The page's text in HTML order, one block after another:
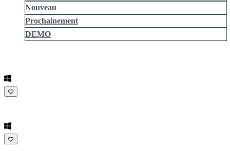
Nouveau
Prochainement
DEMO